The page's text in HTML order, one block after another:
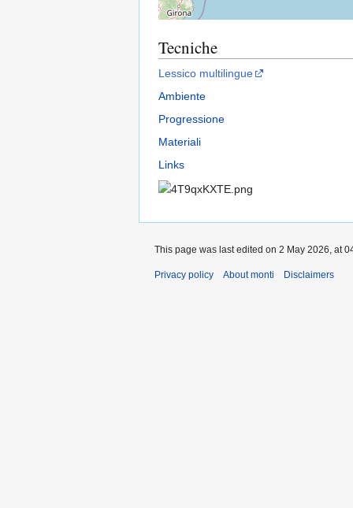
Tecniche
Lessico multilingue
Ambiente
Progressione
Materiali
Links
This page was last edited on 2 May 2026, at
Privacy policy About monti Disclaimers